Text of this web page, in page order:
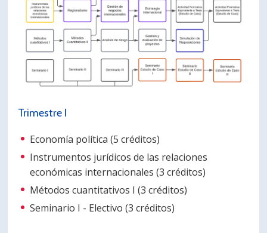
BIBLIOTECA
ENGLISH
PORTUGUÊS
Estudiantes
Trimestre I
Economía política (5 créditos)
Instrumentos jurídicos de las relaciones
económicas internacionales (3 créditos)
Métodos cuantitativos I (3 créditos)
Seminario I - Electivo (3 créditos)